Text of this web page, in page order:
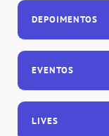
DEPOIMENTOS
EVENTOS
LIVES